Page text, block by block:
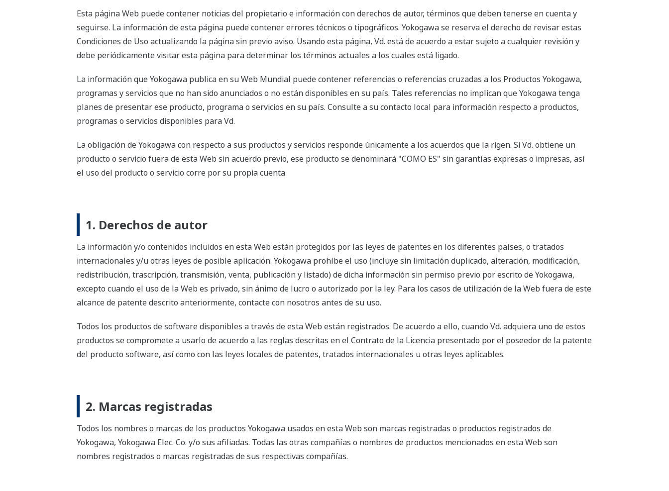
Esta página Web puede contener noticias del propietario e información con derechos de autor, términos que deben tenerse en cuenta y
seguirse. La información de esta página puede contener errores técnicos o tipográficos. Yokogawa se reserva el derecho de revisar estas
Condiciones de Uso actualizando la página sin previo aviso. Usando esta página, Vd. está de acuerdo a estar sujeto a cualquier revisión y
debe periódicamente visitar esta página para determinar los términos actuales a los cuales está ligado.
La información que Yokogawa publica en su Web Mundial puede contener referencias o referencias cruzadas a los Productos Yokogawa,
programas y servicios que no han sido anunciados o no están disponibles en su país. Tales referencias no implican que Yokogawa tenga
planes de presentar ese producto, programa o servicios en su país. Consulte a su contacto local para información respecto a productos,
programas o servicios disponibles para Vd.
La obligación de Yokogawa con respecto a sus productos y servicios responde únicamente a los acuerdos que la rigen. Si Vd. obtiene un
producto o servicio fuera de esta Web sin acuerdo previo, ese producto se denominará "COMO ES" sin garantías expresas o impresas, así
el uso del producto o servicio corre por su propia cuenta
1. Derechos de autor
La información y/o contenidos incluidos en esta Web están protegidos por las leyes de patentes en los diferentes países, o tratados
internacionales y/u otras leyes de posible aplicación. Yokogawa prohíbe el uso (incluye sin limitación duplicado, alteración, modificación,
redistribución, trascripción, transmisión, venta, publicación y listado) de dicha información sin permiso previo por escrito de Yokogawa,
excepto cuando el uso de la Web es privado, sin ánimo de lucro o autorizado por la ley. Para los casos de utilización de la Web fuera de este
alcance de patente descrito anteriormente, contacte con nosotros antes de su uso.
Todos los productos de software disponibles a través de esta Web están registrados. De acuerdo a ello, cuando Vd. adquiera uno de estos
productos se compromete a usarlo de acuerdo a las reglas descritas en el Contrato de la Licencia presentado por el poseedor de la patente
del producto software, así como con las leyes locales de patentes, tratados internacionales u otras leyes aplicables.
2. Marcas registradas
Todos los nombres o marcas de los productos Yokogawa usados en esta Web son marcas registradas o productos registrados de
Yokogawa, Yokogawa Elec. Co. y/o sus afiliadas. Todas las otras compañías o nombres de productos mencionados en esta Web son
nombres registrados o marcas registradas de sus respectivas compañías.